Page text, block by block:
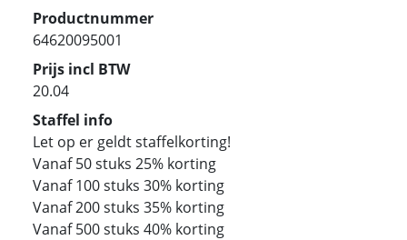
Productnummer
64620095001
Prijs incl BTW
20.04
Staffel info
Let op er geldt staffelkorting!
Vanaf 50 stuks 25% korting
Vanaf 100 stuks 30% korting
Vanaf 200 stuks 35% korting
Vanaf 500 stuks 40% korting